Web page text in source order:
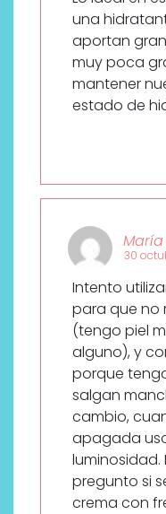
una
aportan
muy poca
mantener
estado de
María
30
Intento
para que no
(tengo piel
alguno), y
porque
salgan
cambio,
apagada
luminosidad.
pregunto si
crema con